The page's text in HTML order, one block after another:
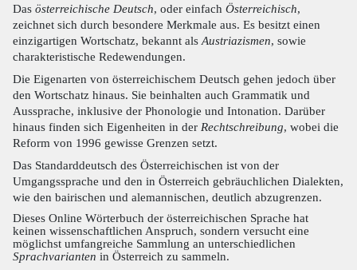
Das österreichische Deutsch, oder einfach Österreichisch,
zeichnet sich durch besondere Merkmale aus. Es besitzt einen
einzigartigen Wortschatz, bekannt als Austriazismen, sowie
charakteristische Redewendungen.
Die Eigenarten von österreichischem Deutsch gehen jedoch über
den Wortschatz hinaus. Sie beinhalten auch Grammatik und
Aussprache, inklusive der Phonologie und Intonation. Darüber
hinaus finden sich Eigenheiten in der Rechtschreibung, wobei die
Reform von 1996 gewisse Grenzen setzt.
Das Standarddeutsch des Österreichischen ist von der
Umgangssprache und den in Österreich gebräuchlichen Dialekten,
wie den bairischen und alemannischen, deutlich abzugrenzen.
Dieses Online Wörterbuch der österreichischen Sprache hat
keinen wissenschaftlichen Anspruch, sondern versucht eine
möglichst umfangreiche Sammlung an unterschiedlichen
Sprachvarianten in Österreich zu sammeln.